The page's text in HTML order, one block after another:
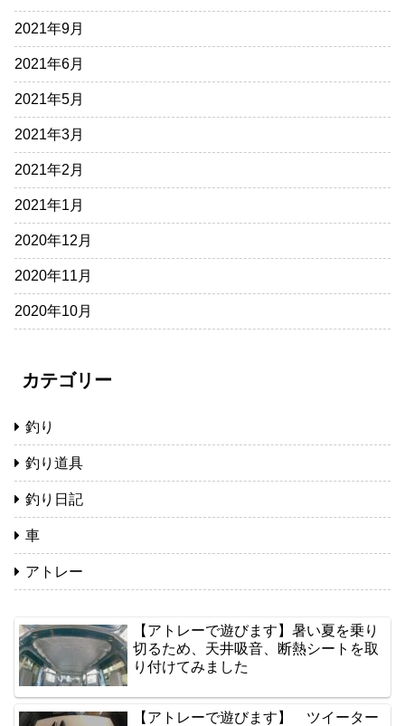
2021年9月
2021年6月
2021年5月
2021年3月
2021年2月
2021年1月
2020年12月
2020年11月
2020年10月
カテゴリー
釣り
釣り道具
釣り日記
車
アトレー
【アトレーで遊びます】暑い夏を乗り
切るため、天井吸音、断熱シートを取
り付けてみました
【アトレーで遊びます】 ツイーター